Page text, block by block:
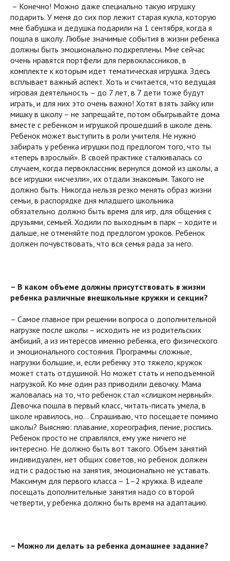
– Конечно! Можно даже специально такую игрушку
подарить. У меня до сих пор лежит старая кукла, которую
мне бабушка и дедушка подарили на 1 сентября, когда я
пошла в школу. Любые значимые события в жизни ребенка
должны быть эмоционально подкреплены. Мне сейчас
очень нравятся портфели для первоклассников, в
комплекте к которым идет тематическая игрушка. Здесь
всплывает важный аспект. Хоть и считается, что ведущая
игровая деятельность – до 7 лет, в 7 дети тоже будут
играть, и для них это очень важно! Хотят взять зайку или
мишку в школу – не запрещайте, потом обыгрывайте дома
вместе с ребенком и игрушкой прошедший в школе день.
Ребенок может выступить в роли учителя. Не нужно
забирать у ребенка игрушки под предлогом того, что ты
«теперь взрослый». В своей практике сталкивалась со
случаем, когда первоклассник вернулся домой из школы, а
все игрушки «исчезли», их отдали знакомым. Такого не
должно быть. Никогда нельзя резко менять образ жизни
семьи, в распорядке дня младшего школьника
обязательно должно быть время для игр, для общения с
друзьями, семьей. Ходили по выходным в парк – ходите и
дальше, не отменяйте под предлогом уроков. Ребенок
должен почувствовать, что вся семья рада за него.
– В каком объеме должны присутствовать в жизни
ребенка различные внешкольные кружки и секции?
– Самое главное при решении вопроса о дополнительной
нагрузке после школы – исходить не из родительских
амбиций, а из интересов именно ребенка, его физического
и эмоционального состояния. Программы сложные,
нагрузки большие, и, если ребенку это тяжело, кружок
может стать отдушиной. Но может стать и неподъемной
нагрузкой. Ко мне один раз приводили девочку. Мама
жаловалась на то, что ребенок стал «слишком нервный».
Девочка пошла в первый класс, читать-писать умела, в
школе нравилось, но… Спрашиваю, что посещаете помимо
школы? Выясняю: плавание, хореография, пение, роспись.
Ребенок просто не справлялся, ему уже ничего не
интересно. Не должно быть вот такого. Объем занятий
индивидуален, нет общих советов, но ребенок должен
идти с радостью на занятия, эмоционально не уставать.
Максимум для первого класса – 1–2 кружка. В идеале
посещать дополнительные занятия надо со второй
четверти, у ребенка должно быть время на адаптацию.
– Можно ли делать за ребенка домашнее задание?